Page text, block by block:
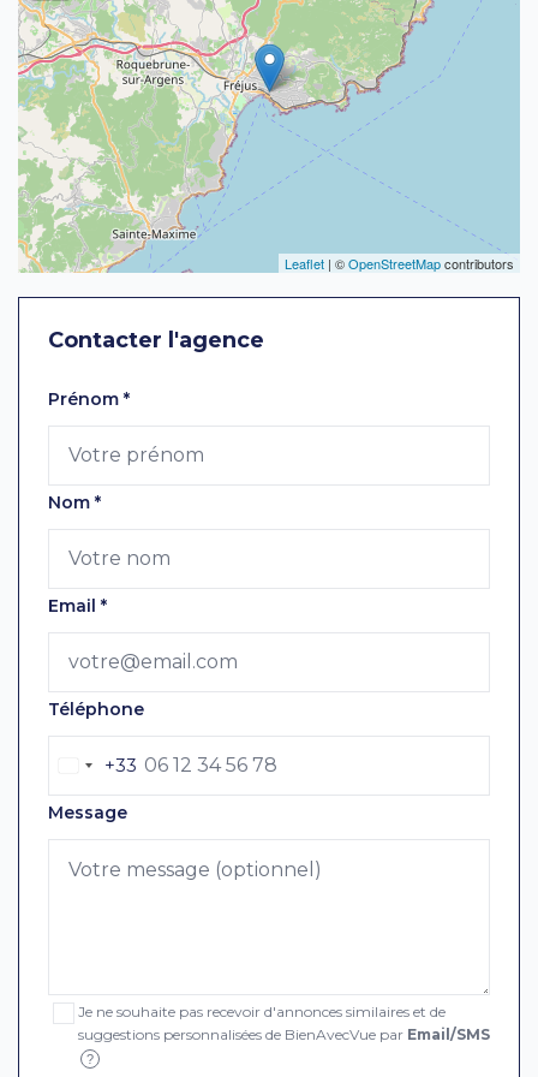
Leaflet | ©OpenStreetMapcontributors
Contacter l'agence
Laissez ce champ vide
Prénom *
Nom *
Email *
Téléphone
+33
Message
Je ne souhaite pas recevoir d'annonces similaires et de
suggestions personnalisées de BienAvecVue par Email/SMS
?